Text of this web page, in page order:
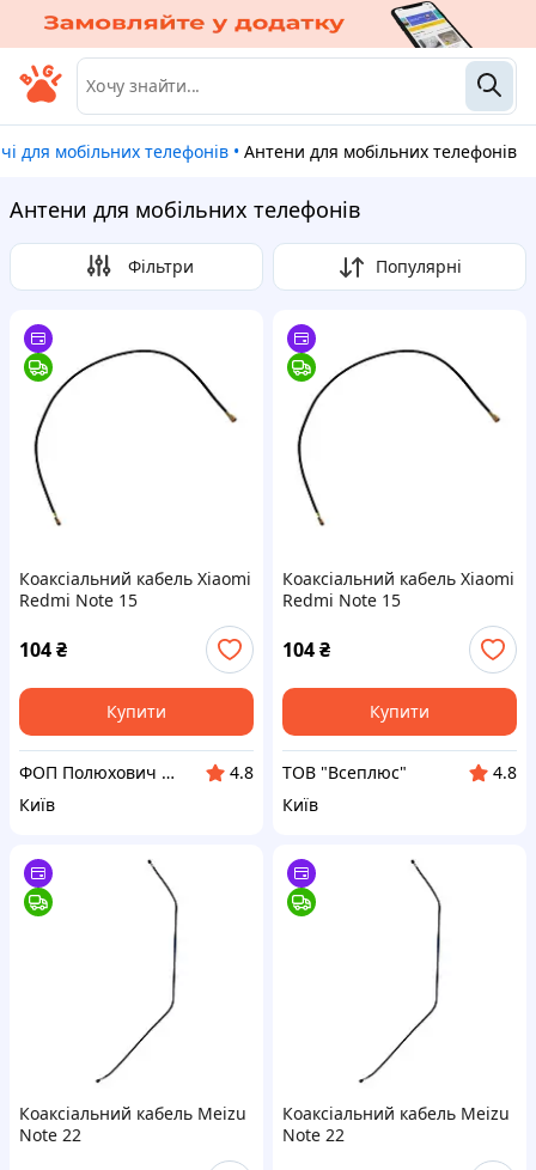
для мобільних телефонів • Антени для мобільних телефонів
Антени для мобільних телефонів
Фільтри Популярні
Коаксіальний кабель Xiaomi
Redmi Note 15
104₴
Купити
ФОП Полюхович Л.Г.
4.8
Київ
Коаксіальний кабель Xiaomi
Redmi Note 15
104₴
Купити
ТОВ "Всеплюс"
4.8
Київ
Коаксіальний кабель Meizu
Note 22
Коаксіальний кабель Meizu
Note 22